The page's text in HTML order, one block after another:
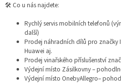
🛠️ Co u nás najdete:
Rychlý servis mobilních telefonů
další)
Prodej náhradních dílů pro značky
Huawei aj.
Prodej vinařského příslušenství
Výdejní místo Zásilkovny –
Výdejní místo OnebyAllegro–